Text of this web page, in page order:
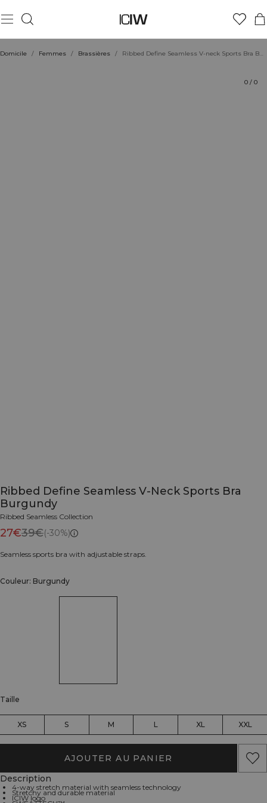
Domicile / Femmes / Brassières / Ribbed Define Seamless V-neck Sports Bra Burgundy
0 / 0
Ribbed Define Seamless V-Neck Sports Bra
Burgundy
Ribbed Seamless Collection
27€39€(-30%)
Seamless sports bra with adjustable straps.
Couleur: Burgundy
Taille
XS S M L XL XXL
AJOUTER AU PANIER
Description
4-way stretch material with seamless technology
Stretchy and durable material
ICIW logo